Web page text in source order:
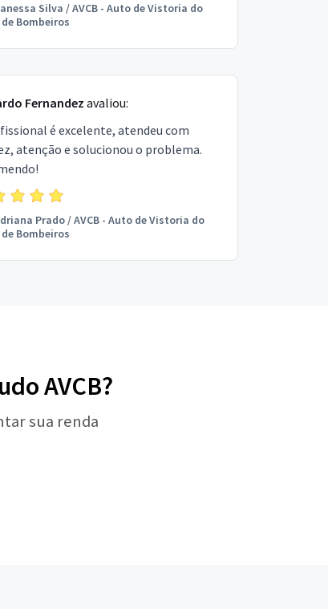
Silva /AVCB - Auto de Vistoria do
Bombeiros
Fernandez avaliou:
é excelente, atendeu com
atenção e solucionou o problema.
Prado/AVCB - Auto de Vistoria do
Bombeiros
AVCB?
sua renda